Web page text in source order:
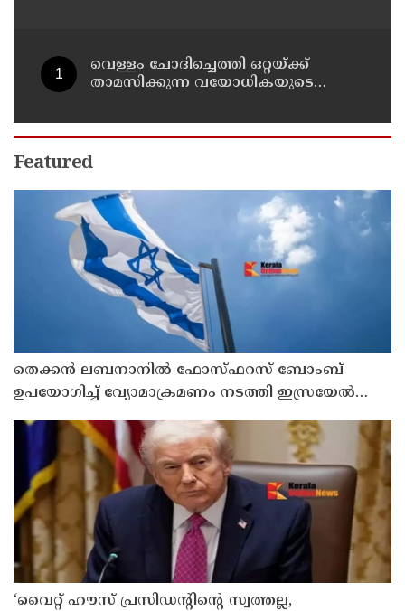
ശശിധരൻ
വെള്ളം ചോദിച്ചെത്തി ഒറ്റയ്ക്ക്
താമസിക്കുന്ന വയോധികയുടെ
Featured
തെക്കൻ ലബനാനിൽ ഫോസ്ഫറസ് ബോംബ്
ഉപയോഗിച്ച് വ്യോമാക്രമണം നടത്തി ഇസ്രയേൽ
സൈന്യം
‘വൈറ്റ് ഹൗസ് പ്രസിഡന്റിന്റെ സ്വത്തല്ല,